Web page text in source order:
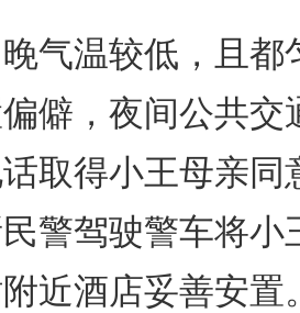
温较低，且都
僻，夜间公共交
取得小王母亲同
警驾驶警车将小
近酒店妥善安置